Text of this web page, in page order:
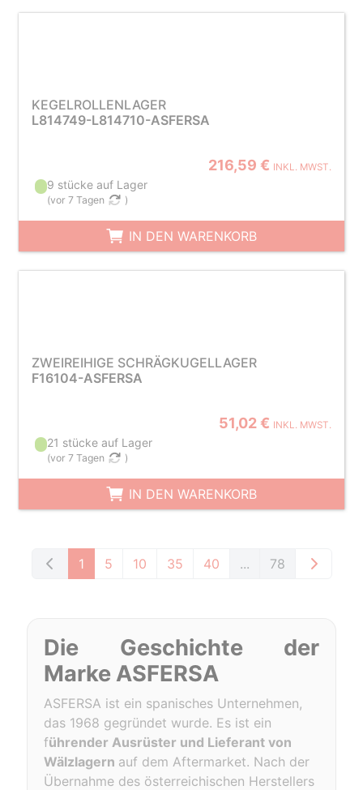
KEGELROLLENLAGER
L814749-L814710-ASFERSA
216,59 € INKL. MWST.
9 stücke auf Lager
(vor 7 Tagen )
IN DEN WARENKORB
ZWEIREIHIGE SCHRÄGKUGELLAGER
F16104-ASFERSA
51,02 € INKL. MWST.
21 stücke auf Lager
(vor 7 Tagen )
IN DEN WARENKORB
1 5 10 35 40 ... 78
Die Geschichte der
Marke ASFERSA
ASFERSA ist ein spanisches Unternehmen,
das 1968 gegründet wurde. Es ist ein
führender Ausrüster und Lieferant von
Wälzlagern auf dem Aftermarket. Nach der
Übernahme des österreichischen Herstellers